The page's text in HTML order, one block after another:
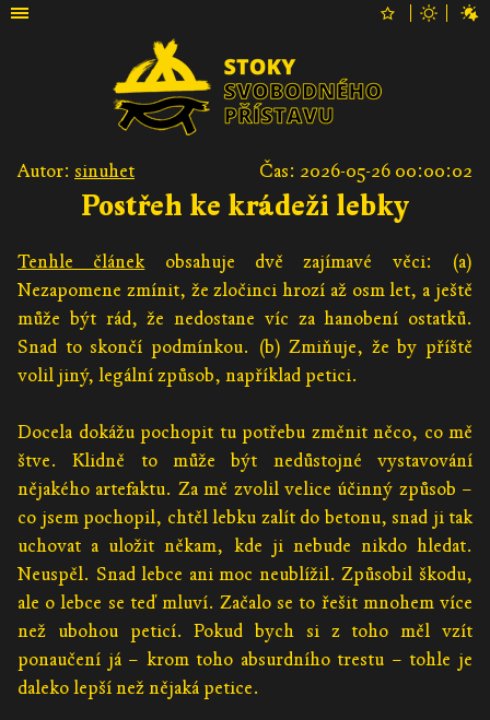
Autor: sinuhet Čas: 2026-05-26 00:00:02
Postřeh ke krádeži lebky
Tenhle článek obsahuje dvě zajímavé věci: (a)
Nezapomene zmínit, že zločinci hrozí až osm let, a ještě
může být rád, že nedostane víc za hanobení ostatků.
Snad to skončí podmínkou. (b) Zmiňuje, že by příště
volil jiný, legální způsob, například petici.
Docela dokážu pochopit tu potřebu změnit něco, co mě
štve. Klidně to může být nedůstojné vystavování
nějakého artefaktu. Za mě zvolil velice účinný způsob –
co jsem pochopil, chtěl lebku zalít do betonu, snad ji tak
uchovat a uložit někam, kde ji nebude nikdo hledat.
Neuspěl. Snad lebce ani moc neublížil. Způsobil škodu,
ale o lebce se teď mluví. Začalo se to řešit mnohem více
než ubohou peticí. Pokud bych si z toho měl vzít
ponaučení já – krom toho absurdního trestu – tohle je
daleko lepší než nějaká petice.